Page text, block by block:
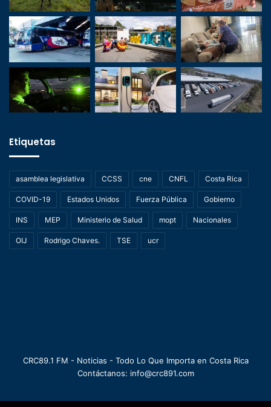
Etiquetas
asamblea legislativa CCSS cne CNFL Costa Rica
COVID-19 Estados Unidos Fuerza Pública Gobierno
INS MEP Ministerio de Salud mopt Nacionales
OIJ Rodrigo Chaves. TSE ucr
CRC89.1 FM - Noticias - Todo Lo Que Importa en Costa Rica
Contáctanos: info@crc891.com